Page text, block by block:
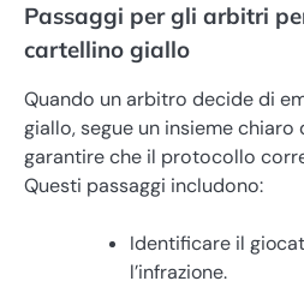
Passaggi per gli arbitri
cartellino giallo
Quando un arbitro decide di
giallo, segue un insieme chiaro
garantire che il protocollo
Questi passaggi includono:
Identificare il
l’infrazione.